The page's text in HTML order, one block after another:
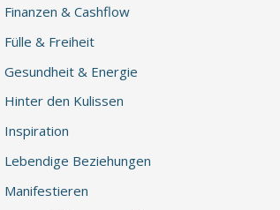
Finanzen & Cashflow
Fülle & Freiheit
Gesundheit & Energie
Hinter den Kulissen
Inspiration
Lebendige Beziehungen
Manifestieren